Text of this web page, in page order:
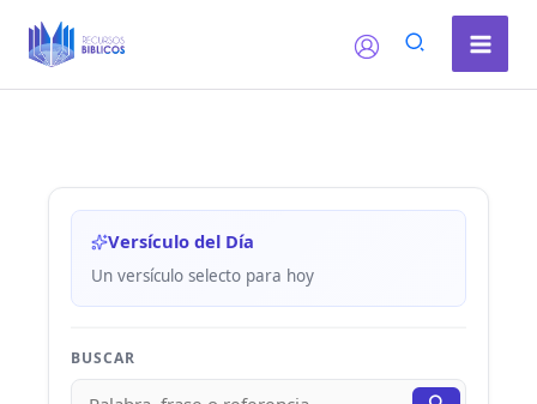
Versículo del Día
Un versículo selecto para hoy
BUSCAR